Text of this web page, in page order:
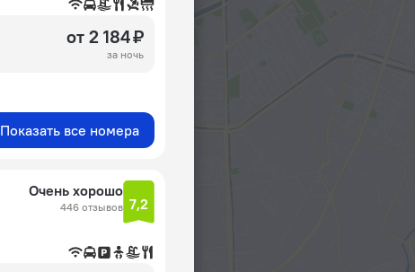
от 2 184 ₽
за ночь
Показать все номера
Очень хорошо
446 отзывов 7,2